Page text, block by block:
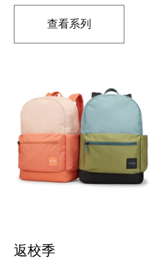
查看系列在新标签页中打开
返校季